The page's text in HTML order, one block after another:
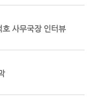
사무국장 인터뷰